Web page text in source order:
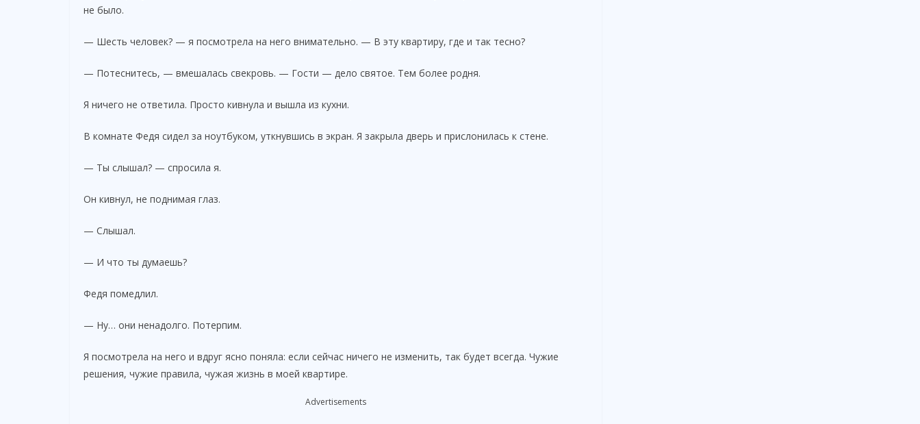
не было.
— Шесть человек? — я посмотрела на него внимательно. — В эту квартиру, где и так тесно?
— Потеснитесь, — вмешалась свекровь. — Гости — дело святое. Тем более родня.
Я ничего не ответила. Просто кивнула и вышла из кухни.
В комнате Федя сидел за ноутбуком, уткнувшись в экран. Я закрыла дверь и прислонилась к стене.
— Ты слышал? — спросила я.
Он кивнул, не поднимая глаз.
— Слышал.
— И что ты думаешь?
Федя помедлил.
— Ну… они ненадолго. Потерпим.
Я посмотрела на него и вдруг ясно поняла: если сейчас ничего не изменить, так будет всегда. Чужие
решения, чужие правила, чужая жизнь в моей квартире.
Advertisements